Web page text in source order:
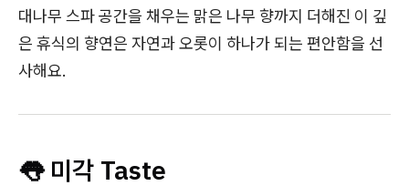
대나무 스파 공간을 채우는 맑은 나무 향까지 더해진 이 깊
은 휴식의 향연은 자연과 오롯이 하나가 되는 편안함을 선
사해요.
👅 미각 Taste